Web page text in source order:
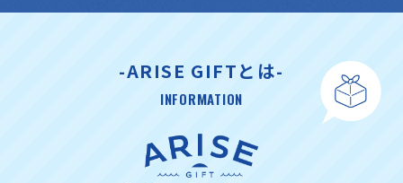
-ARISE GIFTとは-
INFORMATION